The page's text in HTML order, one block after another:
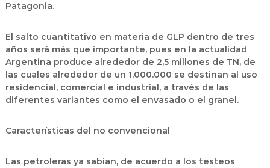
Patagonia.
El salto cuantitativo en materia de GLP dentro de tres
años será más que importante, pues en la actualidad
Argentina produce alrededor de 2,5 millones de TN, de
las cuales alrededor de un 1.000.000 se destinan al uso
residencial, comercial e industrial, a través de las
diferentes variantes como el envasado o el granel.
Características del no convencional
Las petroleras ya sabían, de acuerdo a los testeos